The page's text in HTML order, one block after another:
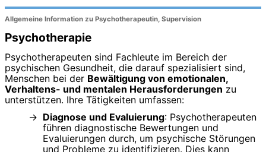
Allgemeine Information zu Psychotherapeutin, Supervision
Psychotherapie
Psychotherapeuten sind Fachleute im Bereich der
psychischen Gesundheit, die darauf spezialisiert sind,
Menschen bei der Bewältigung von emotionalen,
Verhaltens- und mentalen Herausforderungen zu
unterstützen. Ihre Tätigkeiten umfassen:
Diagnose und Evaluierung: Psychotherapeuten
führen diagnostische Bewertungen und
Evaluierungen durch, um psychische Störungen
und Probleme zu identifizieren. Dies kann